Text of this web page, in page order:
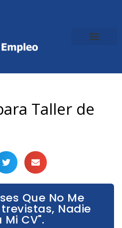
Taller de
Que No Me
Nadie
Mi CV".